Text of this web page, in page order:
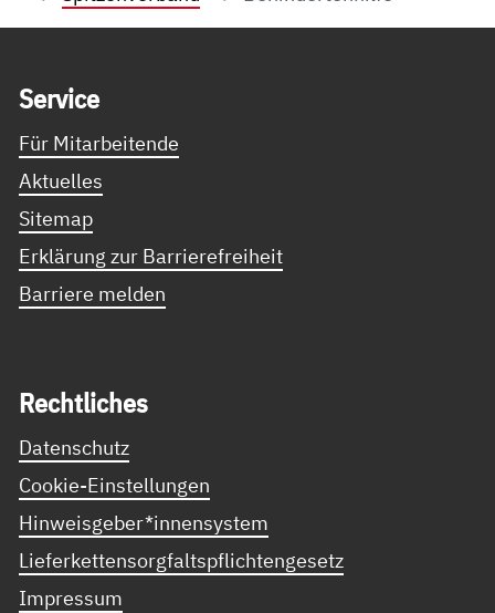
Ser­vice
Für Mitarbeitende
Aktuelles
Sitemap
Erklärung zur Barrierefreiheit
Barriere melden
Recht­li­ches
Datenschutz
Cookie-Einstellungen
Hinweisgeber*innensystem
Lieferkettensorgfaltspflichtengesetz
Impressum